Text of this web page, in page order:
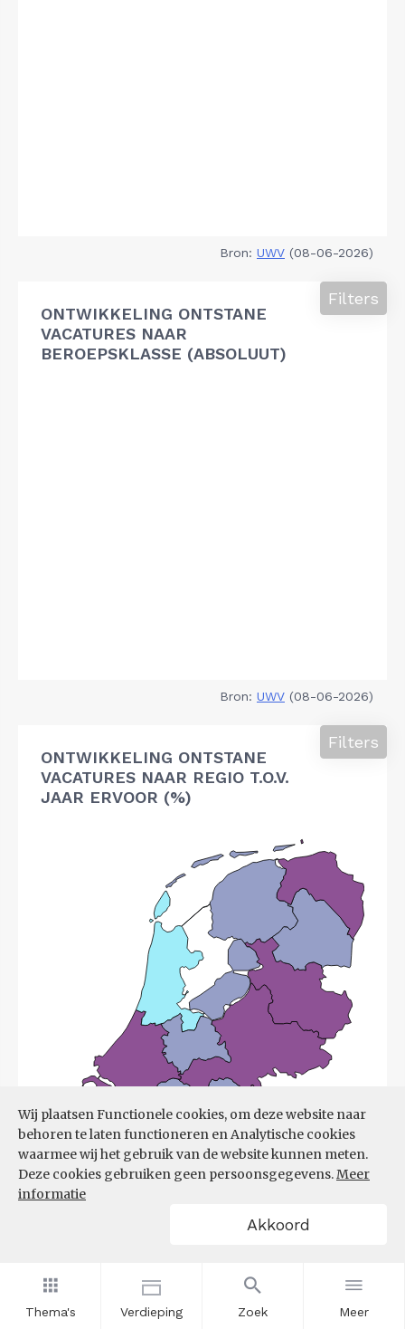
Thema's Verdieping Zoek Meer
Wij plaatsen Functionele cookies, om deze website naar
behoren te laten functioneren en Analytische cookies
waarmee wij het gebruik van de website kunnen meten.
Deze cookies gebruiken geen persoonsgegevens.Meer
informatie
Akkoord
Bron: UWV (08-06-2026)
ONTWIKKELING ONTSTANE
VACATURES NAAR
BEROEPSKLASSE (ABSOLUUT)
Filters
Bron: UWV (08-06-2026)
ONTWIKKELING ONTSTANE
VACATURES NAAR REGIO T.O.V.
JAAR ERVOOR (%)
Filters
Bron:
Filters